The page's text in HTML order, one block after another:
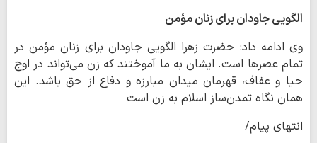
الگویی جاودان برای زنان مؤمن
وی ادامه داد: حضرت زهرا الگویی جاودان برای زنان مؤمن در
تمام عصرها است. ایشان به ما آموختند که زن می‌تواند در اوج
حیا و عفاف، قهرمان میدان مبارزه و دفاع از حق باشد. این
همان نگاه تمدن‌ساز اسلام به زن است
انتهای پیام/